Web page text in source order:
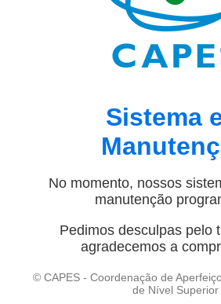
Sistema
No momento, nossos
manutenção
Pedimos desculpas pelo
agradecemos a
© CAPES - Coordenação de
de Nível Superior